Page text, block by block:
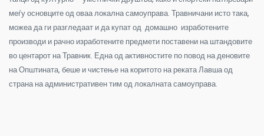
меѓу основците од оваа локална самоуправа. Травничани исто така,
можеа да ги разгледаат и да купат од домашно изработените
производи и рачно изработените предмети поставени на штандовите
во центарот на Травник. Една од активностите по повод на деновите
на Општината, беше и чистење на коритото на реката Лавша од
страна на административен тим од локалната самоуправа.